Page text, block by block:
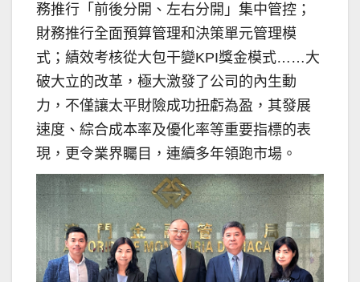
務推行「前後分開、左右分開」集中管控；
財務推行全面預算管理和決策單元管理模
式；績效考核從大包干變KPI獎金模式……大
破大立的改革，極大激發了公司的內生動
力，不僅讓太平財險成功扭虧為盈，其發展
速度、綜合成本率及優化率等重要指標的表
現，更令業界矚目，連續多年領跑市場。